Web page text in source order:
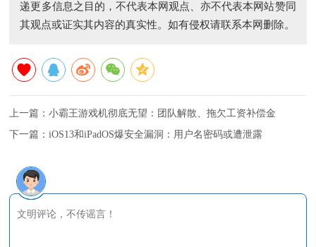
递更多信息之目的，不代表本网观点、亦不代表本网站赞同
其观点或证实其内容的真实性。如有侵权请联系本网删除。
上一篇：小霸王游戏机彻底无望：团队解散、拖欠工资补偿金
下一篇：iOS13和iPadOS爆安全漏洞：用户名密码或遭泄露